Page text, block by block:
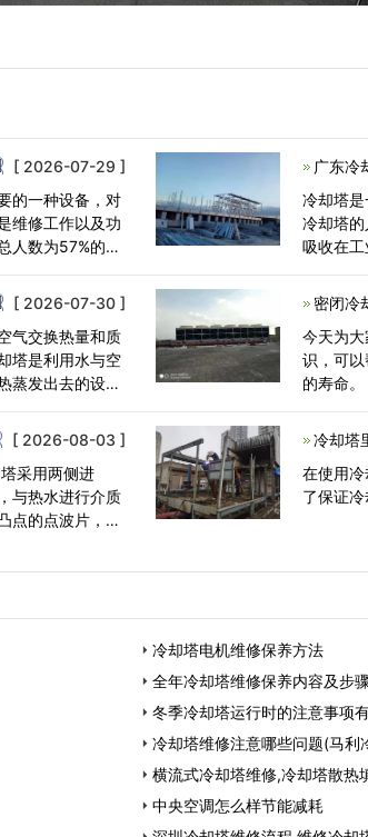
[ 2026-07-29 ]
的一种设备，对
维修工作以及功
人数为57%的时
广东冷
冷却塔
冷却塔
吸收在
[ 2026-07-30 ]
气交换热量和质
塔是利用水与空
蒸发出去的设
密闭冷
今天为
识，可
的寿命
[ 2026-08-03 ]
采用两侧进
与热水进行介质
点的点波片，通
冷却塔
在使用
了保证
冷却塔电机维修保养方法
全年冷却塔维修保养内容及步
冬季冷却塔运行时的注意事项
冷却塔维修注意哪些问题(马
横流式冷却塔维修,冷却塔散热
中央空调怎么样节能减耗